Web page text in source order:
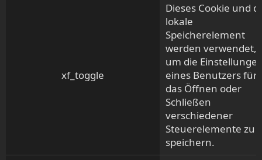
xf_toggle
Dieses Cookie und
lokale
Speicherelement
werden verwendet,
um die
eines Benutzers für
das Öffnen oder
Schließen
verschiedener
Steuerelemente zu
speichern.